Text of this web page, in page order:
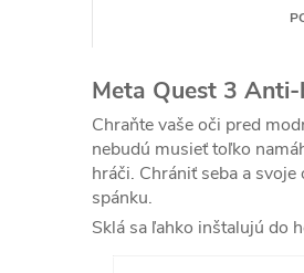
Meta Quest 3
Chraňte vaše oči pred
nebudú musieť toľko
hráči. Chrániť seba a
spánku.
Sklá sa ľahko inštalujú do